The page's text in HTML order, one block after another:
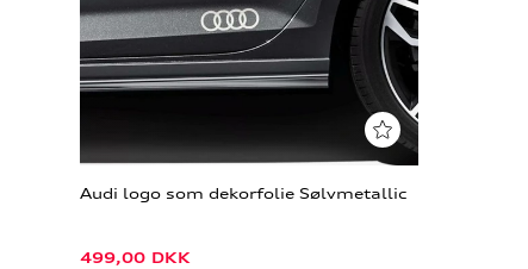
Audi logo som dekorfolie Sølvmetallic
499,00 DKK